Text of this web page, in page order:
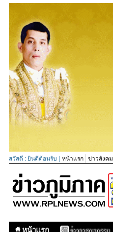
สวัสดี : ยินดีต้อนรับ | หน้าแรก ข่าวสังคม
หน้าแรก